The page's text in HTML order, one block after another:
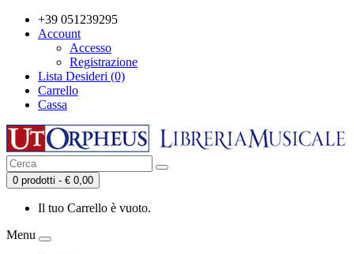
+39 051239295
Account
Accesso
Registrazione
Lista Desideri (0)
Carrello
Cassa
0 prodotti - € 0,00
Il tuo Carrello è vuoto.
Menu